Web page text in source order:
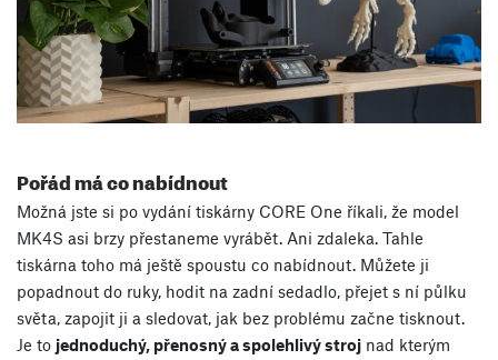
Pořád má co nabídnout
Možná jste si po vydání tiskárny CORE One říkali, že model
MK4S asi brzy přestaneme vyrábět. Ani zdaleka. Tahle
tiskárna toho má ještě spoustu co nabídnout. Můžete ji
popadnout do ruky, hodit na zadní sedadlo, přejet s ní půlku
světa, zapojit ji a sledovat, jak bez problému začne tisknout.
Je to jednoduchý, přenosný a spolehlivý stroj nad kterým